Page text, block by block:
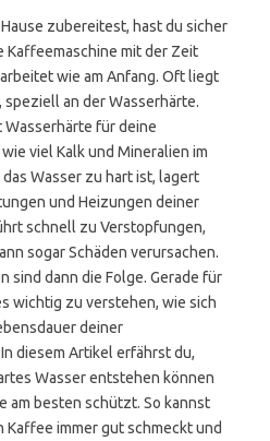
zubereitest, hast du sicher
Kaffeemaschine mit der Zeit
wie am Anfang. Oft liegt
speziell an der Wasserhärte.
für deine
viel Kalk und Mineralien im
Wasser zu hart ist, lagert
und Heizungen deiner
schnell zu Verstopfungen,
sogar Schäden verursachen.
sind dann die Folge. Gerade für
wichtig zu verstehen, wie sich
deiner
diesem Artikel erfährst du,
Wasser entstehen können
am besten schützt. So kannst
immer gut schmeckt und